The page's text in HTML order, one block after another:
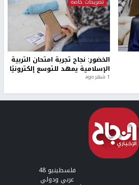
الخضور: نجاح تجربة امتحان التربية
الإسلامية يمهد للتوسع إلكترونيًا
1 شهر ago
فلسطينيو 48
عربي ودولي